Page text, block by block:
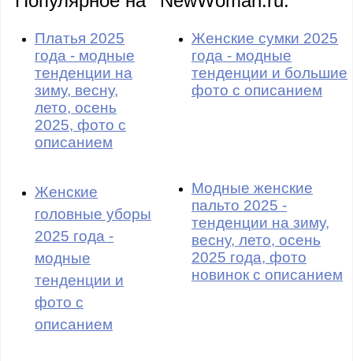
Платья 2025
года - модные
тенденции на
зиму, весну,
лето, осень
2025, фото с
описанием
Женские сумки 2025
года - модные
тенденции и большие
фото с описанием
Женские
головные уборы
2025 года -
модные
тенденции и
фото с
описанием
Модные женские
пальто 2025 -
тенденции на зиму,
весну, лето, осень
2025 года, фото
новинок с описанием